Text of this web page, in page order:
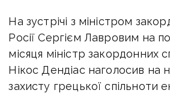
На зустрічі з міністром
Росії Сергієм Лавровим на
місяця міністр закордонних
Нікос Дендіас наголосив на
захисту грецької спільноти